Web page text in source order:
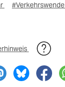
#Verkehrswende